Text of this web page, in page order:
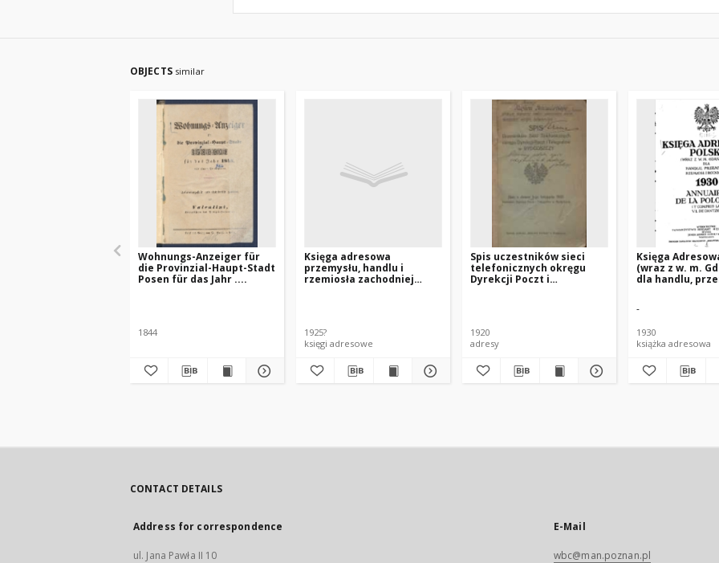
OBJECTS similar
Wohnungs-Anzeiger für
die Provinzial-Haupt-Stadt
Posen für das Jahr ....
1844
Księga adresowa
przemysłu, handlu i
rzemiosła zachodniej
1925?
księgi adresowe
Spis uczestników sieci
telefonicznych okręgu
Dyrekcji Poczt i
1920
adresy
Księga
(wraz z w. m.
dla handlu,
-
1930
książka adresowa
CONTACT DETAILS
Address for correspondence
ul. Jana Pawła II 10
E-Mail
wbc@man.poznan.pl